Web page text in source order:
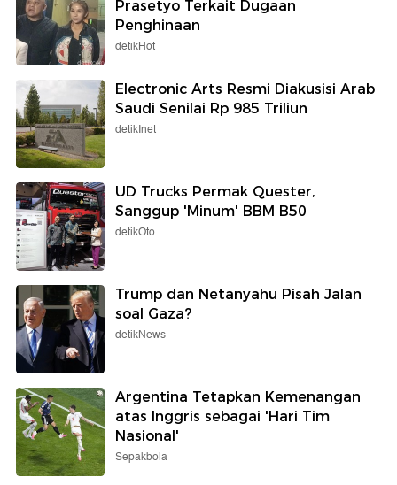
Prasetyo Terkait Dugaan
Penghinaan
detikHot
Electronic Arts Resmi Diakusisi Arab
Saudi Senilai Rp 985 Triliun
detikInet
UD Trucks Permak Quester,
Sanggup 'Minum' BBM B50
detikOto
Trump dan Netanyahu Pisah Jalan
soal Gaza?
detikNews
Argentina Tetapkan Kemenangan
atas Inggris sebagai 'Hari Tim
Nasional'
Sepakbola